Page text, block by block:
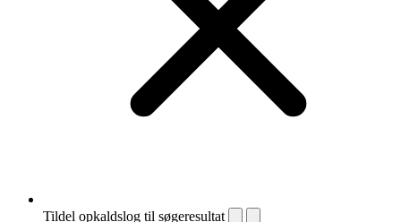
Tildel opkaldslog til søgeresultat